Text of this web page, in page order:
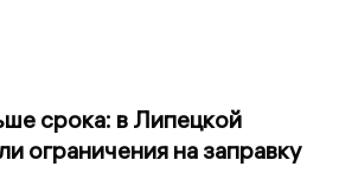
срока: в Липецкой
ограничения на заправку